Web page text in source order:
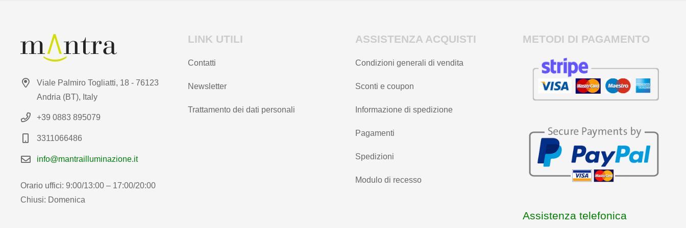
Viale Palmiro Togliatti, 18 - 76123
Andria (BT), Italy
+39 0883 895079
3311066486
info@mantrailluminazione.it
Orario uffici: 9:00/13:00 – 17:00/20:00
Chiusi: Domenica
LINK UTILI
Contatti
Newsletter
Trattamento dei dati personali
ASSISTENZA ACQUISTI
Condizioni generali di vendita
Sconti e coupon
Informazione di spedizione
Pagamenti
Spedizioni
Modulo di recesso
METODI DI PAGAMENTO
Assistenza telefonica